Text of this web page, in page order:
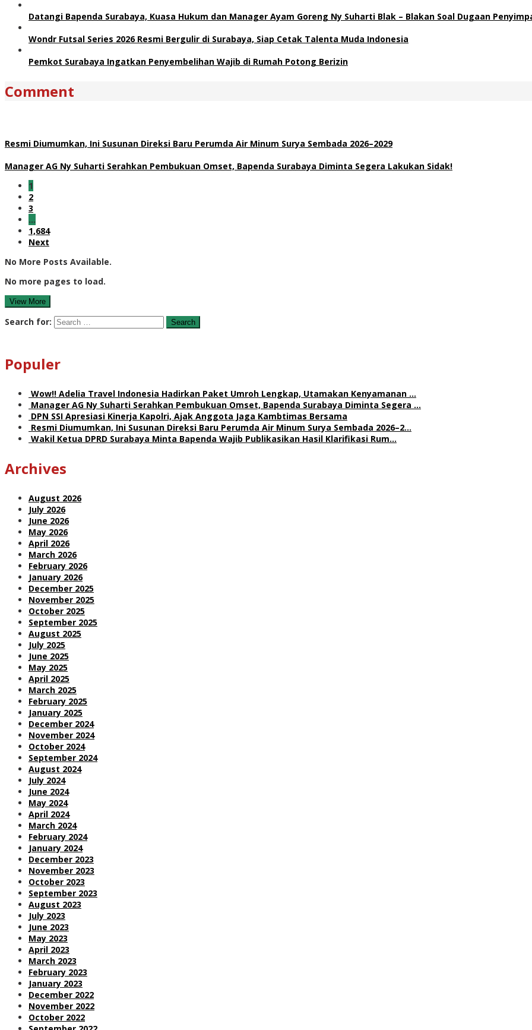
Datangi Bapenda Surabaya, Kuasa Hukum dan Manager Ayam Goreng Ny Suharti Blak – Blakan Soal Dugaan
Wondr Futsal Series 2026 Resmi Bergulir di Surabaya, Siap Cetak Talenta Muda Indonesia
Pemkot Surabaya Ingatkan Penyembelihan Wajib di Rumah Potong Berizin
Comment
Resmi Diumumkan, Ini Susunan Direksi Baru Perumda Air Minum Surya Sembada 2026–2029
Manager AG Ny Suharti Serahkan Pembukuan Omset, Bapenda Surabaya Diminta Segera Lakukan Sidak!
1
2
3
…
1,684
Next
No More Posts Available.
No more pages to load.
View More
Search for:
Populer
Wow!! Adelia Travel Indonesia Hadirkan Paket Umroh Lengkap, Utamakan Kenyamanan …
Manager AG Ny Suharti Serahkan Pembukuan Omset, Bapenda Surabaya Diminta Segera …
DPN SSI Apresiasi Kinerja Kapolri, Ajak Anggota Jaga Kambtimas Bersama
Resmi Diumumkan, Ini Susunan Direksi Baru Perumda Air Minum Surya Sembada 2026–2…
Wakil Ketua DPRD Surabaya Minta Bapenda Wajib Publikasikan Hasil Klarifikasi Rum…
Archives
August 2026
July 2026
June 2026
May 2026
April 2026
March 2026
February 2026
January 2026
December 2025
November 2025
October 2025
September 2025
August 2025
July 2025
June 2025
May 2025
April 2025
March 2025
February 2025
January 2025
December 2024
November 2024
October 2024
September 2024
August 2024
July 2024
June 2024
May 2024
April 2024
March 2024
February 2024
January 2024
December 2023
November 2023
October 2023
September 2023
August 2023
July 2023
June 2023
May 2023
April 2023
March 2023
February 2023
January 2023
December 2022
November 2022
October 2022